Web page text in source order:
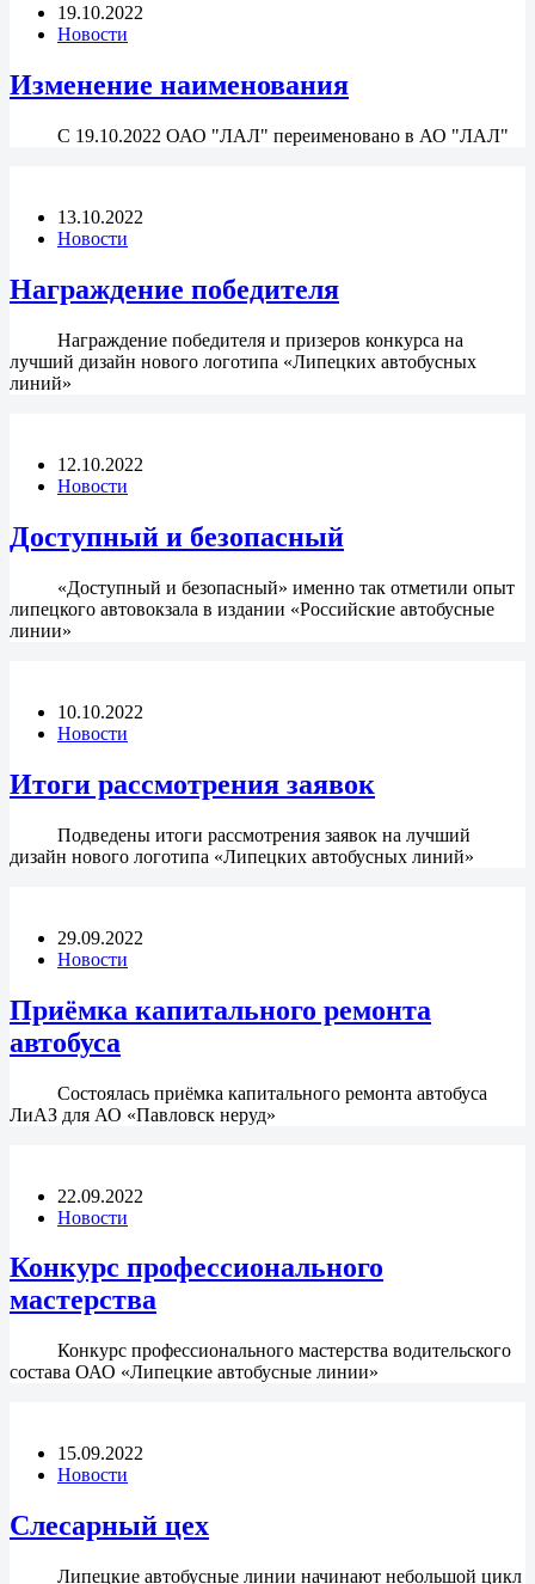
19.10.2022
Новости
Изменение наименования
С 19.10.2022 ОАО "ЛАЛ" переименовано в АО "ЛАЛ"
13.10.2022
Новости
Награждение победителя
Награждение победителя и призеров конкурса на
лучший дизайн нового логотипа «Липецких автобусных
линий»
12.10.2022
Новости
Доступный и безопасный
«Доступный и безопасный» именно так отметили опыт
липецкого автовокзала в издании «Российские автобусные
линии»
10.10.2022
Новости
Итоги рассмотрения заявок
Подведены итоги рассмотрения заявок на лучший
дизайн нового логотипа «Липецких автобусных линий»
29.09.2022
Новости
Приёмка капитального ремонта
автобуса
Состоялась приёмка капитального ремонта автобуса
ЛиАЗ для АО «Павловск неруд»
22.09.2022
Новости
Конкурс профессионального
мастерства
Конкурс профессионального мастерства водительского
состава ОАО «Липецкие автобусные линии»
15.09.2022
Новости
Слесарный цех
Липецкие автобусные линии начинают небольшой цикл